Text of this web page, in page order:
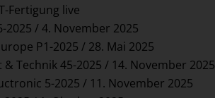
Fertigung live
/ 4. November 2025
P1-2025 / 28. Mai 2025
Technik 45-2025 / 14. November 2025
5-2025 / 11. November 2025